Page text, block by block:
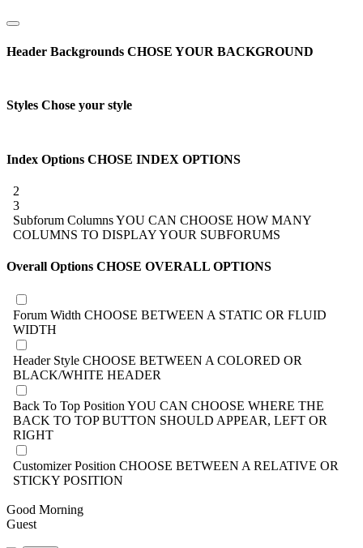
Header Backgrounds CHOSE YOUR BACKGROUND
Styles Chose your style
Index Options CHOSE INDEX OPTIONS
2
3
Subforum ColumnsYOU CAN CHOOSE HOW MANY
COLUMNS TO DISPLAY YOUR SUBFORUMS
Overall Options CHOSE OVERALL OPTIONS
Forum Width CHOOSE BETWEEN A STATIC OR FLUID
WIDTH
Header Style CHOOSE BETWEEN A COLORED OR
BLACK/WHITE HEADER
Back To Top Position YOU CAN CHOOSE WHERE THE
BACK TO TOP BUTTON SHOULD APPEAR, LEFT OR
RIGHT
Customizer Position CHOOSE BETWEEN A RELATIVE OR
STICKY POSITION
Good Morning
Guest